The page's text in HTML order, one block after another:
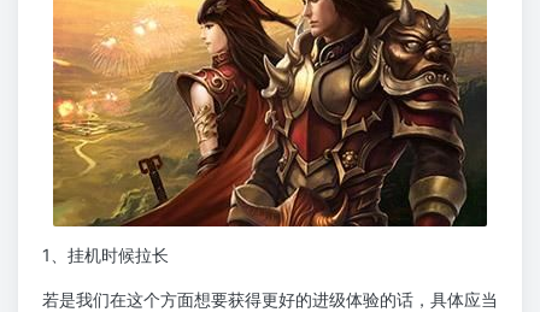
1、挂机时候拉长
若是我们在这个方面想要获得更好的进级体验的话，具体应当